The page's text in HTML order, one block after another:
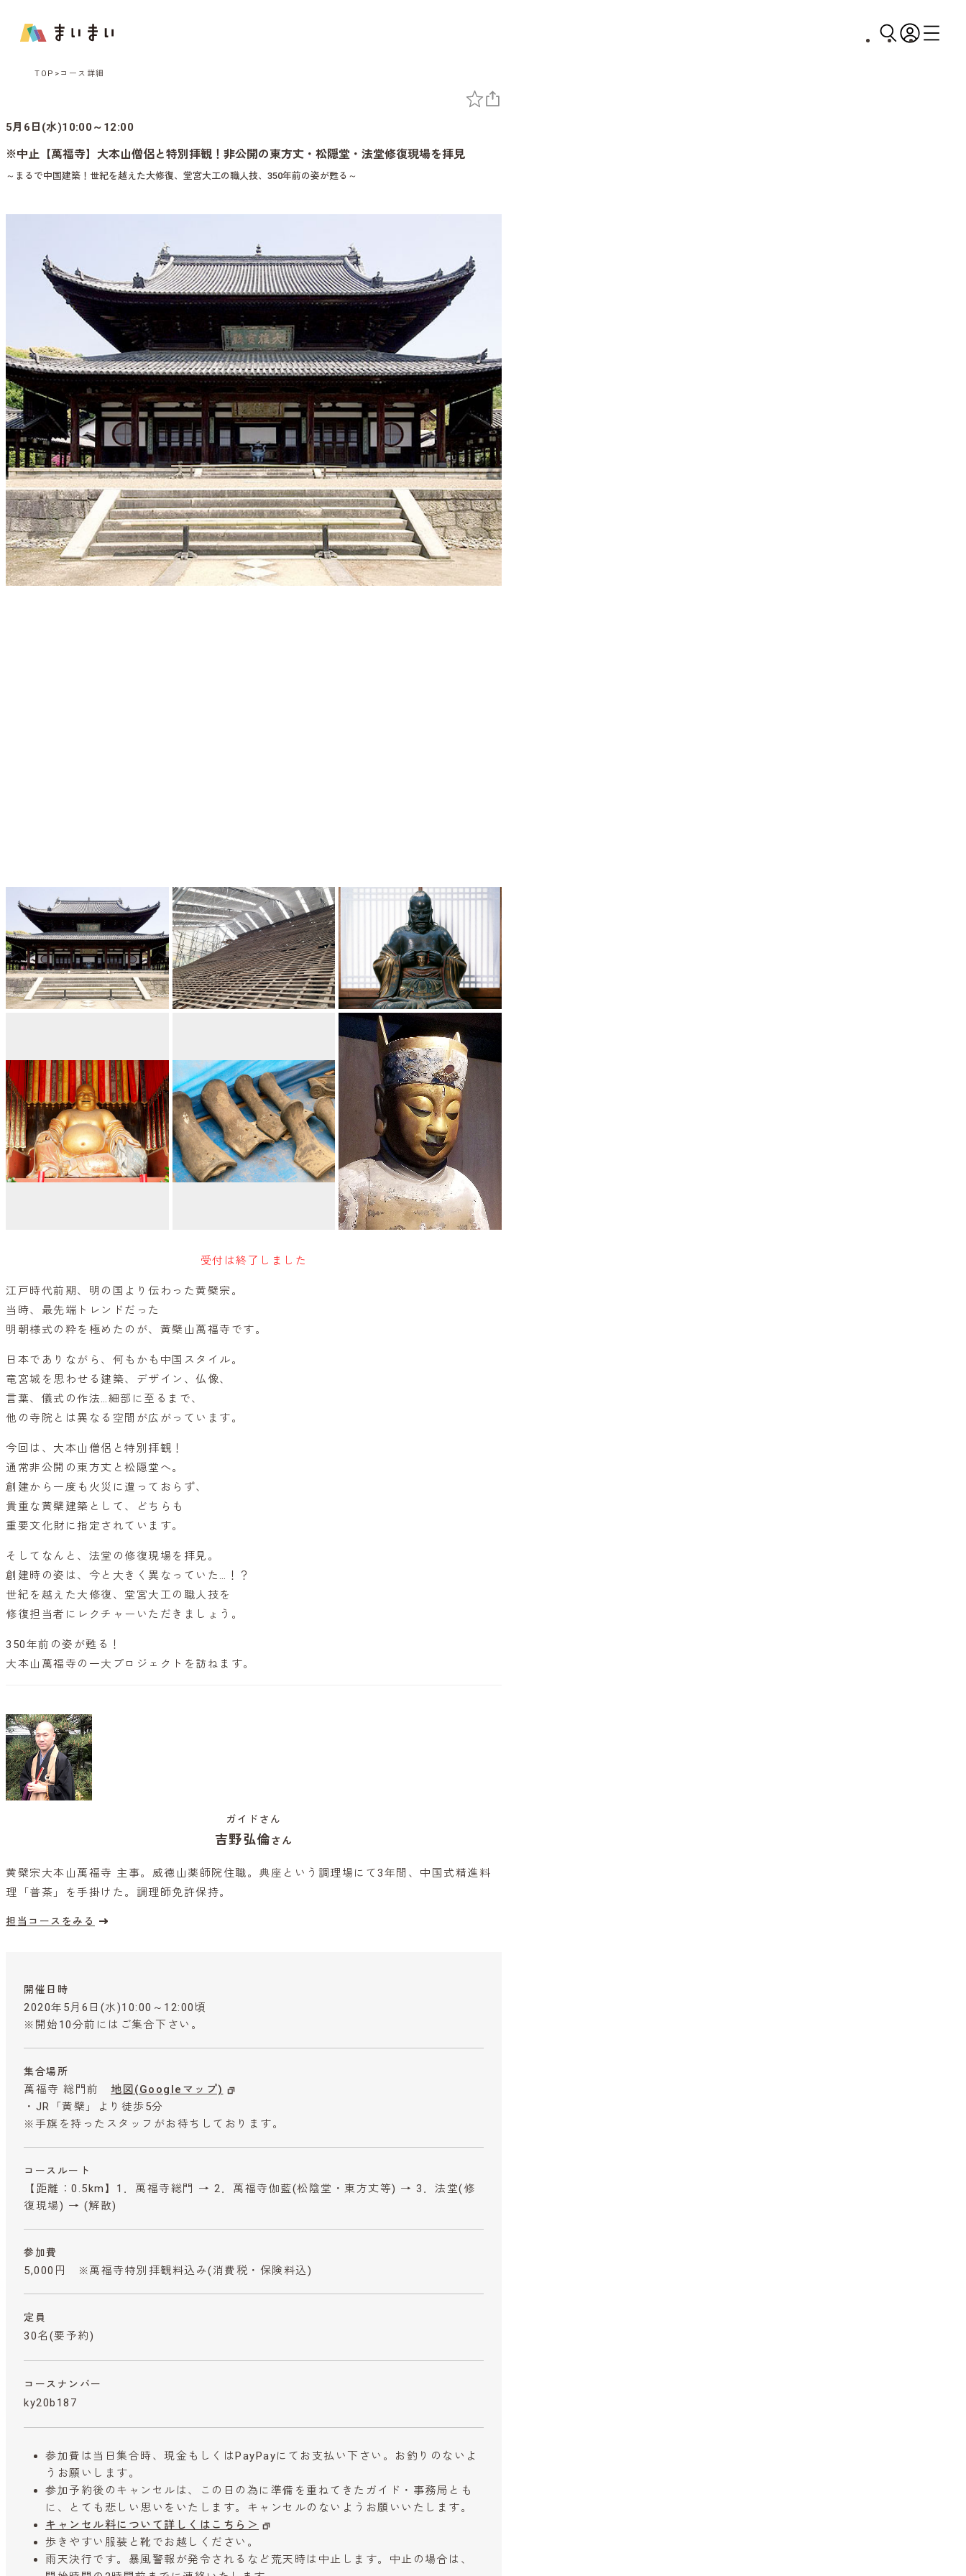
TOP コース詳細
5月6日(水)10:00～12:00
※中止【萬福寺】大本山僧侶と特別拝観！非公開の東方丈・松隠堂・法堂修復現場を拝見
～まるで中国建築！世紀を越えた大修復、堂宮大工の職人技、350年前の姿が甦る～
受付は終了しました
江戸時代前期、明の国より伝わった黄檗宗。
当時、最先端トレンドだった
明朝様式の粋を極めたのが、黄檗山萬福寺です。
日本でありながら、何もかも中国スタイル。
竜宮城を思わせる建築、デザイン、仏像、
言葉、儀式の作法…細部に至るまで、
他の寺院とは異なる空間が広がっています。
今回は、大本山僧侶と特別拝観！
通常非公開の東方丈と松隠堂へ。
創建から一度も火災に遭っておらず、
貴重な黄檗建築として、どちらも
重要文化財に指定されています。
そしてなんと、法堂の修復現場を拝見。
創建時の姿は、今と大きく異なっていた…！？
世紀を越えた大修復、堂宮大工の職人技を
修復担当者にレクチャーいただきましょう。
350年前の姿が甦る！
大本山萬福寺の一大プロジェクトを訪ねます。
ガイドさん
吉野弘倫さん
黄檗宗大本山萬福寺 主事。威徳山薬師院住職。典座という調理場にて3年間、中国式精進料
理「普茶」を手掛けた。調理師免許保持。
担当コースをみる
開催日時
2020年5月6日(水)10:00～12:00頃
※開始10分前にはご集合下さい。
集合場所
萬福寺 総門前 地図(Googleマップ)
・JR「黄檗」より徒歩5分
※手旗を持ったスタッフがお待ちしております。
コースルート
【距離：0.5km】1．萬福寺総門 → 2．萬福寺伽藍(松陰堂・東方丈等) → 3．法堂(修
復現場) → (解散)
参加費
5,000円 ※萬福寺特別拝観料込み(消費税・保険料込)
定員
30名(要予約)
コースナンバー
ky20b187
参加費は当日集合時、現金もしくはPayPayにてお支払い下さい。お釣りのないよ
うお願いします。
参加予約後のキャンセルは、この日の為に準備を重ねてきたガイド・事務局とも
に、とても悲しい思いをいたします。キャンセルのないようお願いいたします。
キャンセル料について詳しくはこちら＞
歩きやすい服装と靴でお越しください。
雨天決行です。暴風警報が発令されるなど荒天時は中止します。中止の場合は、